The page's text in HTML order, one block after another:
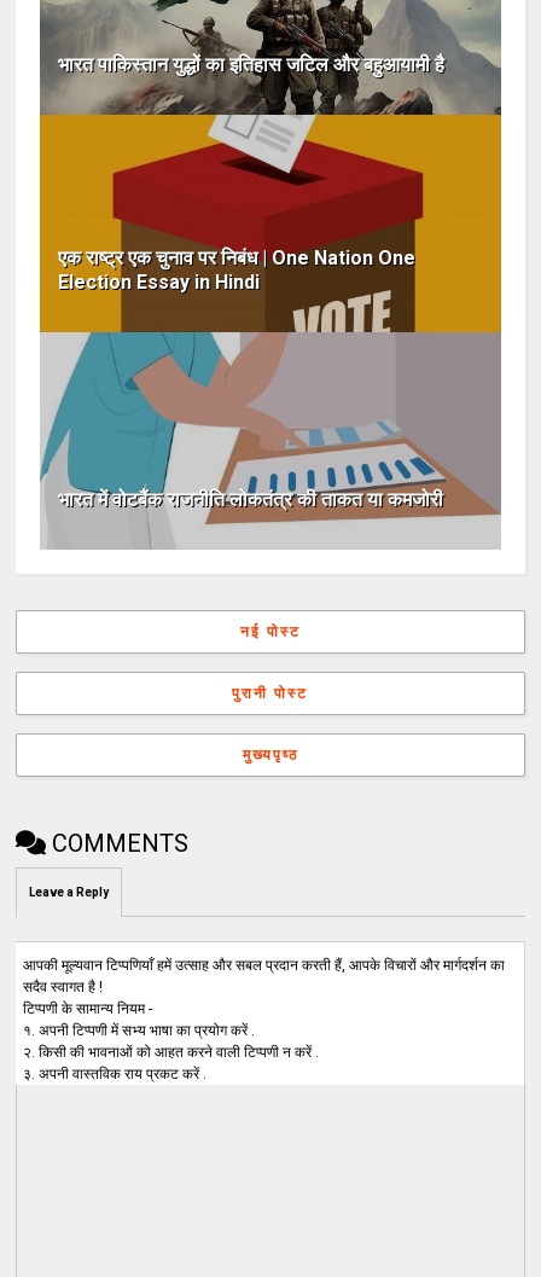
भारत पाकिस्तान युद्धों का इतिहास जटिल और बहुआयामी है
एक राष्ट्र एक चुनाव पर निबंध | One Nation One
Election Essay in Hindi
भारत में वोटबैंक राजनीति लोकतंत्र की ताकत या कमजोरी
नई पोस्ट
पुरानी पोस्ट
मुख्यपृष्ठ
COMMENTS
Leave a Reply
आपकी मूल्यवान टिप्पणियाँ हमें उत्साह और सबल प्रदान करती हैं, आपके विचारों और मार्गदर्शन का
सदैव स्वागत है !
टिप्पणी के सामान्य नियम -
१. अपनी टिप्पणी में सभ्य भाषा का प्रयोग करें .
२. किसी की भावनाओं को आहत करने वाली टिप्पणी न करें .
३. अपनी वास्तविक राय प्रकट करें .